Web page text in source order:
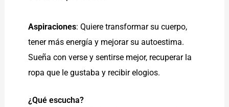
Aspiraciones: Quiere transformar su cuerpo,
tener más energía y mejorar su autoestima.
Sueña con verse y sentirse mejor, recuperar la
ropa que le gustaba y recibir elogios.
¿Qué escucha?